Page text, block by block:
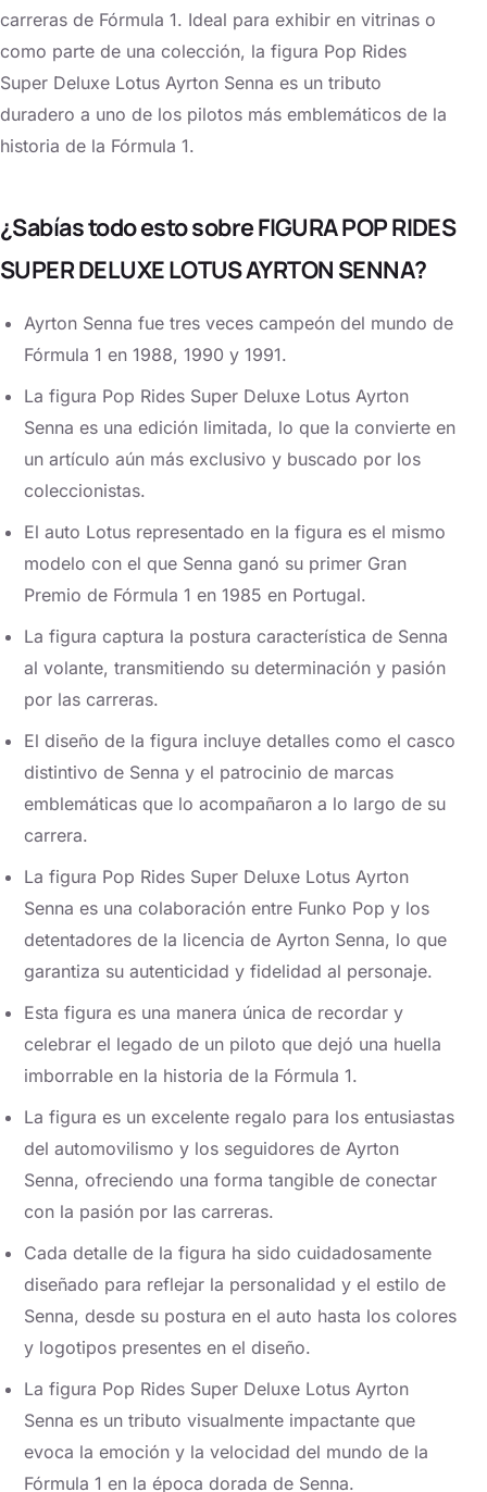
carreras de Fórmula 1. Ideal para exhibir en vitrinas o
como parte de una colección, la figura Pop Rides
Super Deluxe Lotus Ayrton Senna es un tributo
duradero a uno de los pilotos más emblemáticos de la
historia de la Fórmula 1.
¿Sabías todo esto sobre FIGURA POP RIDES
SUPER DELUXE LOTUS AYRTON SENNA?
Ayrton Senna fue tres veces campeón del mundo de
Fórmula 1 en 1988, 1990 y 1991.
La figura Pop Rides Super Deluxe Lotus Ayrton
Senna es una edición limitada, lo que la convierte en
un artículo aún más exclusivo y buscado por los
coleccionistas.
El auto Lotus representado en la figura es el mismo
modelo con el que Senna ganó su primer Gran
Premio de Fórmula 1 en 1985 en Portugal.
La figura captura la postura característica de Senna
al volante, transmitiendo su determinación y pasión
por las carreras.
El diseño de la figura incluye detalles como el casco
distintivo de Senna y el patrocinio de marcas
emblemáticas que lo acompañaron a lo largo de su
carrera.
La figura Pop Rides Super Deluxe Lotus Ayrton
Senna es una colaboración entre Funko Pop y los
detentadores de la licencia de Ayrton Senna, lo que
garantiza su autenticidad y fidelidad al personaje.
Esta figura es una manera única de recordar y
celebrar el legado de un piloto que dejó una huella
imborrable en la historia de la Fórmula 1.
La figura es un excelente regalo para los entusiastas
del automovilismo y los seguidores de Ayrton
Senna, ofreciendo una forma tangible de conectar
con la pasión por las carreras.
Cada detalle de la figura ha sido cuidadosamente
diseñado para reflejar la personalidad y el estilo de
Senna, desde su postura en el auto hasta los colores
y logotipos presentes en el diseño.
La figura Pop Rides Super Deluxe Lotus Ayrton
Senna es un tributo visualmente impactante que
evoca la emoción y la velocidad del mundo de la
Fórmula 1 en la época dorada de Senna.